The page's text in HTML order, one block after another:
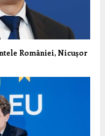
României, Nicușor